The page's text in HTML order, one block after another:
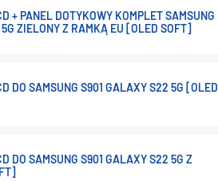
+ PANEL DOTYKOWY KOMPLET SAMSUNG
ZIELONY Z RAMKĄ EU [OLED SOFT]
DO SAMSUNG S901 GALAXY S22 5G [OLED
DO SAMSUNG S901 GALAXY S22 5G Z